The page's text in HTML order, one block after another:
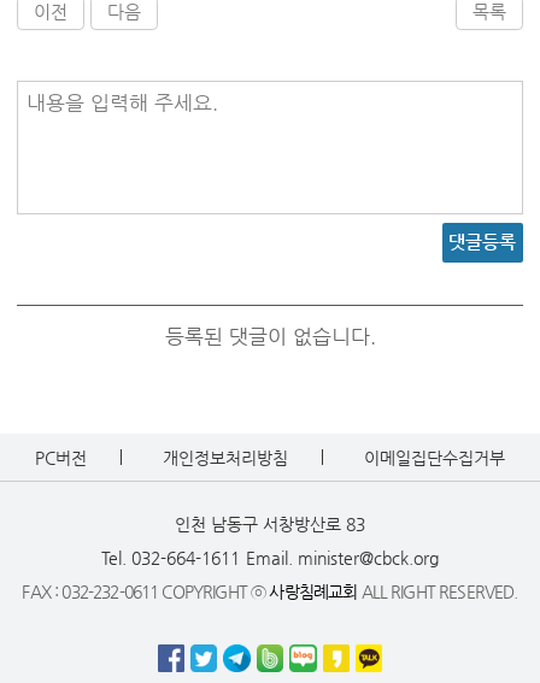
이전 다음 목록
내용을 입력해 주세요.
댓글등록
등록된 댓글이 없습니다.
PC버전 개인정보처리방침 이메일집단수집거부
인천 남동구 서창방산로 83
Tel. 032-664-1611 Email. minister@cbck.org
FAX : 032-232-0611 COPYRIGHT ⓒ사랑침례교회 ALL RIGHT RESERVED.